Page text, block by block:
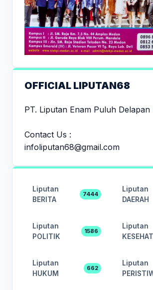
OFFICIAL LIPUTAN68
PT. Liputan Enam Puluh Delapan
Contact Us :
infoliputan68@gmail.com
Liputan
BERITA
7444
Liputan
DAERAH
Liputan
POLITIK
1586
Liputan
Liputan
HUKUM
662
Liputan